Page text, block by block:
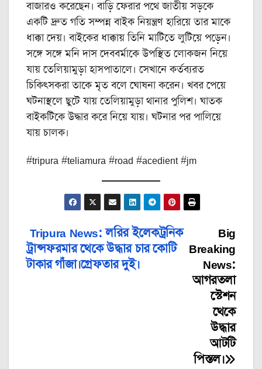
বাজারও করেছেন। বাড়ি ফেরার পথে জাতীয় সড়কে
একটি দ্রুত গতি সম্পন্ন বাইক নিয়ন্ত্রণ হারিয়ে তার মাকে
ধাক্কা দেয়। বাইকের ধাক্কায় তিনি মাটিতে লুটিয়ে পড়েন।
সঙ্গে সঙ্গে মনি দাস দেববর্মাকে উপস্থিত লোকজন নিয়ে
যায় তেলিয়ামুড়া হাসপাতালে। সেখানে কর্তব্যরত
চিকিৎসকরা তাকে মৃত বলে ঘোষনা করেন। খবর পেয়ে
ঘটনাস্থলে ছুটে যায় তেলিয়ামুড়া থানার পুলিশ। ঘাতক
বাইকটিকে উদ্ধার করে নিয়ে যায়। ঘটনার পর পালিয়ে
যায় চালক।
#tripura #teliamura #road #acedient #jm
Post
navigation
Big
Breaking
News:
আগরতলা
স্টেশন
থেকে
উদ্ধার
আটটি
পিস্তল।
Tripura News: লরির ইলেকট্রনিক
ট্রান্সফরমার থেকে উদ্ধার চার কোটি
টাকার গাঁজা।গ্রেফতার দুই।